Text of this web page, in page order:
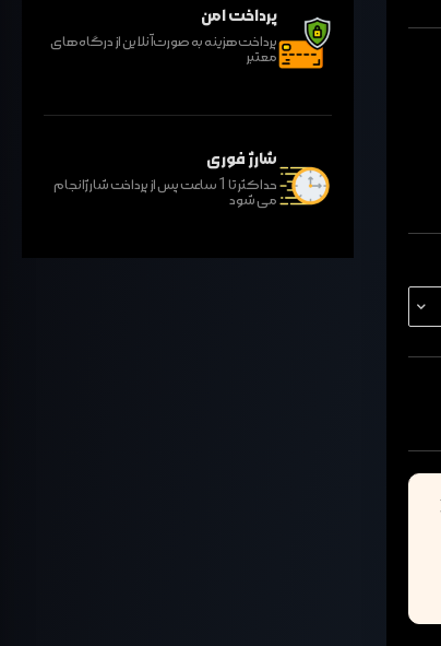
پرداخت امن
پرداخت هزینه به صورت آنلاین از درگاه های
معتبر
شارژ فوری
حداکثر تا 1 ساعت پس از پرداخت شارژ انجام
می شود